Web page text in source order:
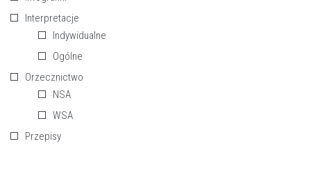
Interpretacje
Indywidualne
Ogólne
Orzecznictwo
NSA
WSA
Przepisy